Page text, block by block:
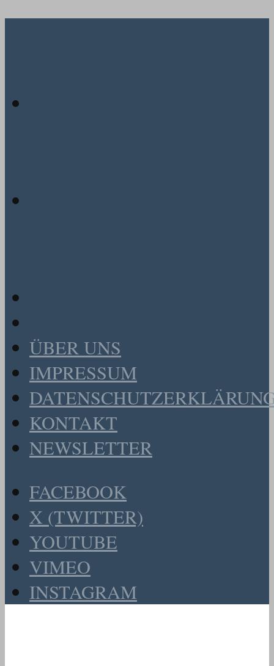
ÜBER UNS
IMPRESSUM
KONTAKT
NEWSLETTER
FACEBOOK
X (TWITTER)
YOUTUBE
VIMEO
INSTAGRAM